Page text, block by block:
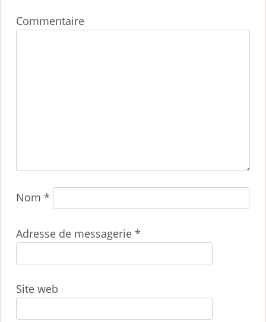
Commentaire
Nom*
Adresse de messagerie*
Site web